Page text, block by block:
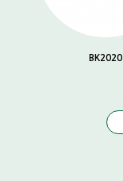
BK2020